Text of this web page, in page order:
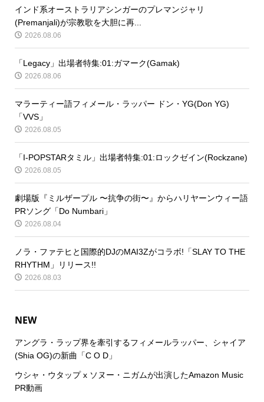
インド系オーストラリアシンガーのプレマンジャリ
(Premanjali)が宗教歌を大胆に再...
2026.08.06
「Legacy」出場者特集:01:ガマーク(Gamak)
2026.08.06
マラーティー語フィメール・ラッパー ドン・YG(Don YG)
「VVS」
2026.08.05
「I-POPSTARタミル」出場者特集:01:ロックゼイン(Rockzane)
2026.08.05
劇場版『ミルザープル 〜抗争の街〜』からハリヤーンウィー語
PRソング「Do Numbari」
2026.08.04
ノラ・ファテヒと国際的DJのMAI3Zがコラボ!「SLAY TO THE
RHYTHM」リリース!!
2026.08.03
NEW
アングラ・ラップ界を牽引するフィメールラッパー、シャイア
(Shia OG)の新曲「C O D」
ウシャ・ウタップ x ソヌー・ニガムが出演したAmazon Music
PR動画